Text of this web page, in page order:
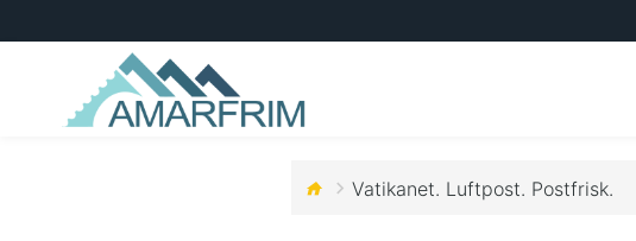
Vatikanet. Luftpost. Postfrisk.